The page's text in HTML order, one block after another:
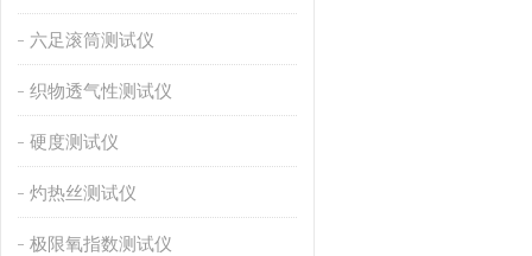
六足滚筒测试仪
织物透气性测试仪
硬度测试仪
灼热丝测试仪
极限氧指数测试仪